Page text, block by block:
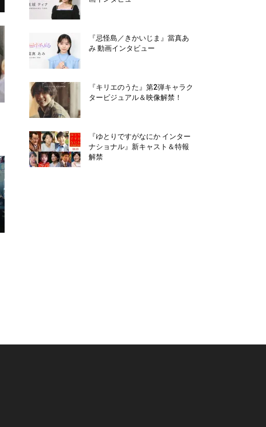
『忌怪島／きかいじま』當真あ
み 動画インタビュー
『キリエのうた』第2弾キャラク
タービジュアル＆映像解禁！
『ゆとりですがなにか インター
ナショナル』新キャスト＆特報
解禁